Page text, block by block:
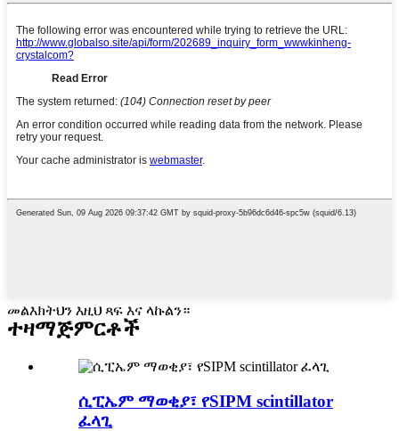
መልእክትህን እዚህ ጻፍ እና ላኩልን።
ተዛማጅምርቶች
ሲፒኤም ማወቂያ፣ የSIPM scintillator
ፈላጊ